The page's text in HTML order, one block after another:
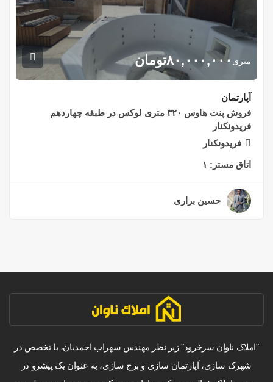
متری ۸۰,۰۰۰,۰۰۰تومان
آپارتمان
فروش پنت هاوس ۳۲۰ متری لوکس در طبقه چهاردهم
فریدونکنار
فریدونکنار
اتاق مستر: ۱
حسین براری
"املاک ناوان سرخرود" زیر نظر مهندس سهراب احمدیان، با تخصص در
شهرک سازی، آپارتمان سازی و برج سازی، به عنوان یک پیشرو در